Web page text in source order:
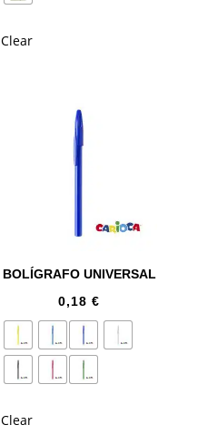
Clear
BOLÍGRAFO UNIVERSAL
0,18€
Clear